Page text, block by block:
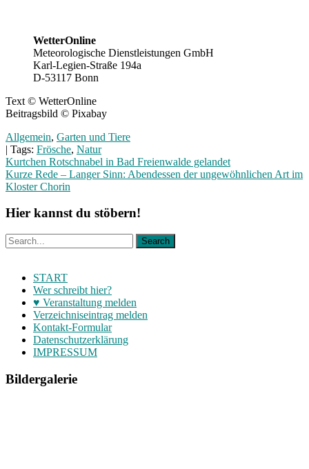
WetterOnline
Meteorologische Dienstleistungen GmbH
Karl-Legien-Straße 194a
D-53117 Bonn
Text © WetterOnline
Beitragsbild © Pixabay
Allgemein, Garten und Tiere
| Tags: Frösche, Natur
Beitragsnavigation
Kurtchen Rotschnabel in Bad Freienwalde gelandet
Kurze Rede – Langer Sinn: Abendessen der ungewöhnlichen Art im
Kloster Chorin
Hier kannst du stöbern!
START
Wer schreibt hier?
♥ Veranstaltung melden
Verzeichniseintrag melden
Kontakt-Formular
Datenschutzerklärung
IMPRESSUM
Bildergalerie